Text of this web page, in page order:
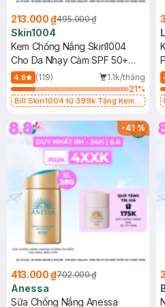
213.000 ₫495.000 ₫
Skin1004
Kem Chống Nắng Skin1004
Cho Da Nhạy Cảm SPF 50+
50ml
4.8 (119)
1.1k/tháng
21%
Bill Skin1004 từ 399k Tặng Kem
SPF 50+ 20ml (SL Có Hạn)
-41%
413.000 ₫702.000 ₫
Anessa
Sữa Chống Nắng Anessa